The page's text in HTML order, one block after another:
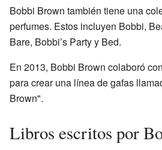
Bobbi Brown también tiene una
perfumes. Estos incluyen Bobbi,
Bare, Bobbi’s Party y Bed.
En 2013, Bobbi Brown colaboró
para crear una línea de gafas
Brown".
Libros escritos por